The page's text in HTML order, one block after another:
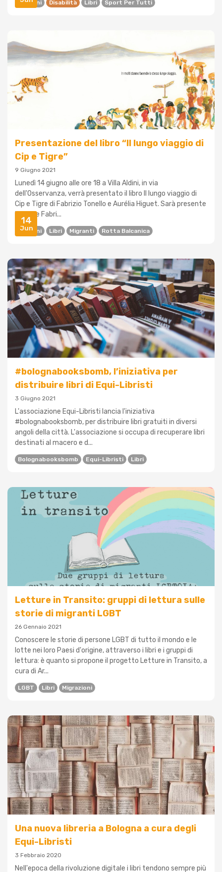
Bambini Disabilità Libri Sport Per Tutti
14
Jun
Presentazione del libro “Il lungo viaggio di
Cip e Tigre”
9 Giugno 2021
Lunedì 14 giugno alle ore 18 a Villa Aldini, in via
dell'Osservanza, verrà presentato il libro Il lungo viaggio di
Cip e Tigre di Fabrizio Tonello e Aurélia Higuet. Sarà presente
l'autore Fabri...
Bambini Libri Migranti Rotta Balcanica
#bolognabooksbomb, l’iniziativa per
distribuire libri di Equi-Libristi
3 Giugno 2021
L'associazione Equi-Libristi lancia l'iniziativa
#bolognabooksbomb, per distribuire libri gratuiti in diversi
angoli della città. L'associazione si occupa di recuperare libri
destinati al macero e d...
Bolognabooksbomb Equi-Libristi Libri
Letture in Transito: gruppi di lettura sulle
storie di migranti LGBT
26 Gennaio 2021
Conoscere le storie di persone LGBT di tutto il mondo e le
lotte nei loro Paesi d'origine, attraverso i libri e i gruppi di
lettura: è quanto si propone il progetto Letture in Transito, a
cura di Ar...
LGBT Libri Migrazioni
Una nuova libreria a Bologna a cura degli
Equi-Libristi
3 Febbraio 2020
Nell'epoca della rivoluzione digitale i libri tendono sempre più